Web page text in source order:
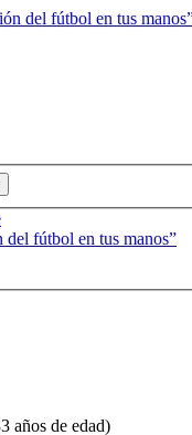
del fútbol en tus manos”
años de edad)